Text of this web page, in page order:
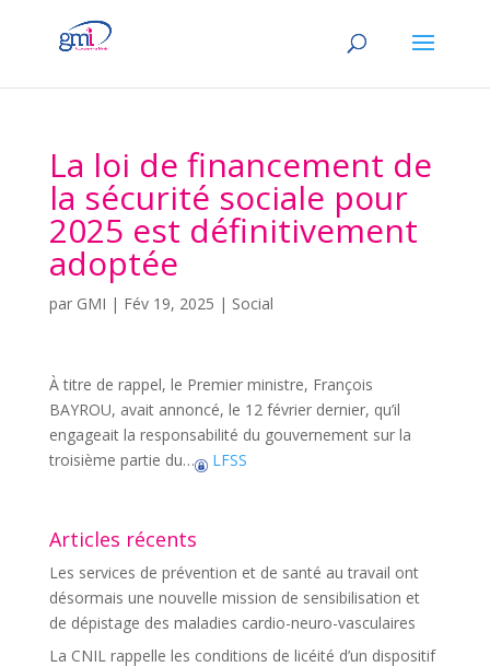
La loi de financement de
la sécurité sociale pour
2025 est définitivement
adoptée
par GMI | Fév 19, 2025 | Social
À titre de rappel, le Premier ministre, François
BAYROU, avait annoncé, le 12 février dernier, qu’il
engageait la responsabilité du gouvernement sur la
troisième partie du…
LFSS
Articles récents
Les services de prévention et de santé au travail ont
désormais une nouvelle mission de sensibilisation et
de dépistage des maladies cardio-neuro-vasculaires
La CNIL rappelle les conditions de licéité d’un dispositif